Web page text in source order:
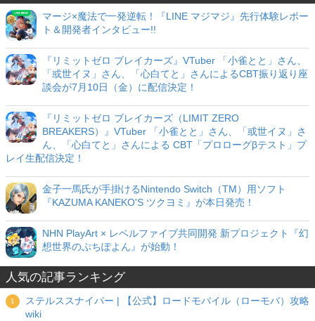
マージ×魔法で一発逆転！『LINE マジマジ』先行体験レポー
ト＆開発者インタビュー!!
『リミットゼロ ブレイカーズ』VTuber 「小雀とと」さん、
「或世イヌ」さん、「心白てと」さんによるCBT振り返り座
談会が7月10日（金）に配信決定！
『リミットゼロ ブレイカーズ（LIMIT ZERO
BREAKERS）』VTuber 「小雀とと」さん、「或世イヌ」さ
ん、「心白てと」さんによる CBT「プロローグβテスト」プ
レイ生配信決定！
金子一馬氏が手掛けるNintendo Switch（TM）用ソフト
『KAZUMA KANEKO'S ツクヨミ』が本日発売！
NHN PlayArt × レベルファイブ共同開発 新プロジェクト『幻
想世界のぷちぽよん』が始動！
人気の記事ランキング
ステルススナイパー | 【公式】ロードモバイル（ローモバ）攻略
wiki